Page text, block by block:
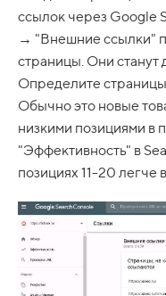
ссылок через Google
→ "Внешние ссылки"
страницы. Они станут
Определите
Обычно это новые
низкими позициями в
"Эффективность" в
позициях 11-20 легче